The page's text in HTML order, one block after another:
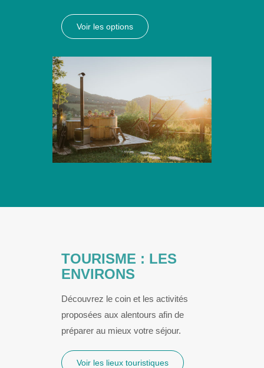
Voir les options
TOURISME : LES
ENVIRONS
Découvrez le coin et les activités
proposées aux alentours afin de
préparer au mieux votre séjour.
Voir les lieux touristiques